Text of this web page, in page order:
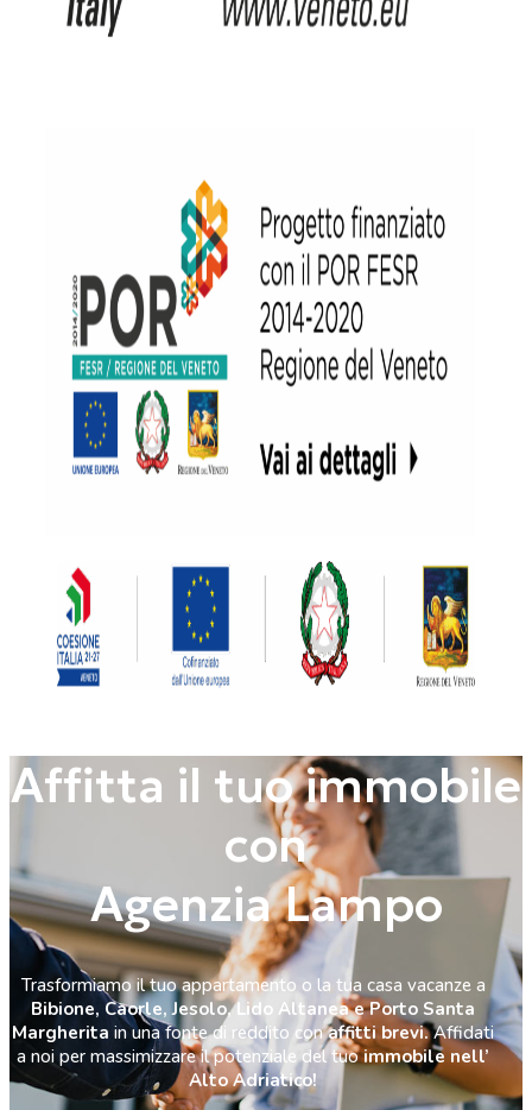
Affitta il tuo immobile
con
Agenzia Lampo
Trasformiamo il tuo appartamento o la tua casa vacanze a
Bibione, Caorle, Jesolo, Lido Altanea e Porto Santa
Margherita in una fonte di reddito conaffitti brevi.Affidati
a noi per massimizzare il potenziale del tuoimmobile nell’
Alto Adriatico!